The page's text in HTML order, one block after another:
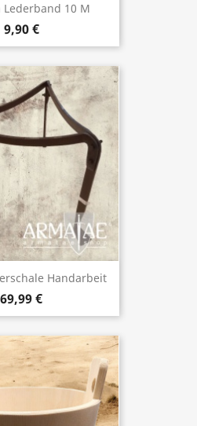
Lederband 10 M
9,90 €
Handarbeit
69,99 €